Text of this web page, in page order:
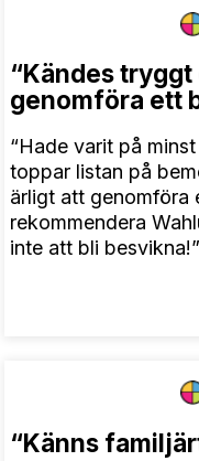
“Kändes
genomföra ett
“Hade varit på
toppar listan på
ärligt att genomföra
rekommendera
inte att bli besvikna!”
“Känns